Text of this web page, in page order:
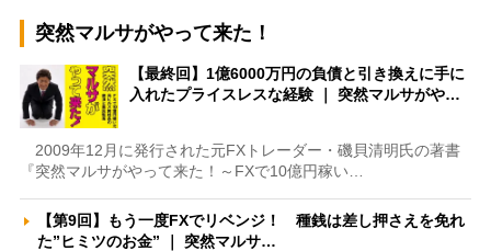
突然マルサがやって来た！
【最終回】1億6000万円の負債と引き換えに手に
入れたプライスレスな経験 ｜ 突然マルサがや…
2009年12月に発行された元FXトレーダー・磯貝清明氏の著書
『突然マルサがやって来た！～FXで10億円稼い…
【第9回】もう一度FXでリベンジ！ 種銭は差し押さえを免れ
た”ヒミツのお金” ｜ 突然マルサ…